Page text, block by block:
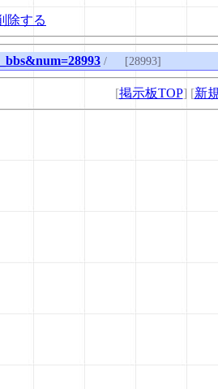
除する
/ [28993]
[掲示板TOP] [新